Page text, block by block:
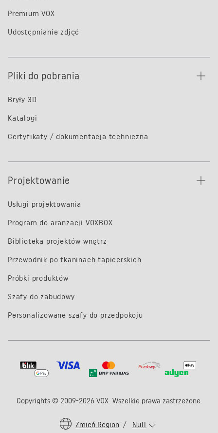
Premium VOX
Udostępnianie zdjęć
Pliki do pobrania
Bryły 3D
Katalogi
Certyfikaty / dokumentacja techniczna
Projektowanie
Usługi projektowania
Program do aranżacji VOXBOX
Biblioteka projektów wnętrz
Przewodnik po tkaninach tapicerskich
Próbki produktów
Szafy do zabudowy
Personalizowane szafy do przedpokoju
Copyrights © 2009-2026 VOX. Wszelkie prawa zastrzeżone.
Zmień Region / Null